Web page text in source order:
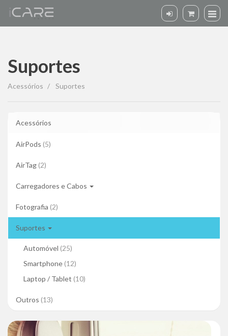
Suportes
Suportes
Acessórios Suportes
Acessórios
AirPods (5)
AirTag (2)
Carregadores e Cabos
Fotografia (2)
Suportes
Automóvel (25)
Smartphone (12)
Laptop / Tablet (10)
Outros (13)